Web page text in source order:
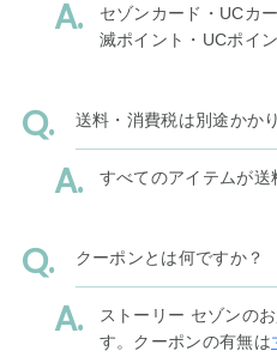
セゾンカード・UCカ
滅ポイント・UCポイ
送料・消費税は別途かか
すべてのアイテムが送
クーポンとは何ですか？
ストーリー セゾンの
す。クーポンの有無は